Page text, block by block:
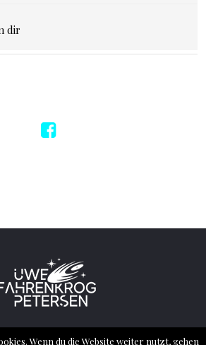
dir
PETERSEN
Wenn du die Website weiter nutzt, gehen